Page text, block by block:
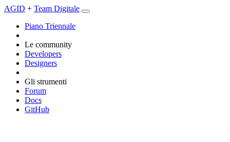
AGID + Team Digitale
Piano Triennale
Le community
Developers
Designers
Gli strumenti
Forum
Docs
GitHub